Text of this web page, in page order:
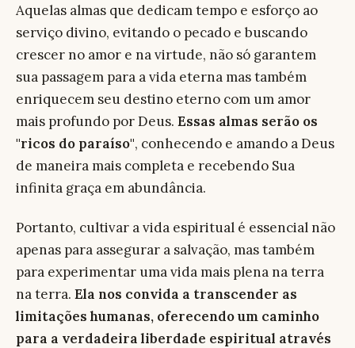
Aquelas almas que dedicam tempo e esforço ao
serviço divino, evitando o pecado e buscando
crescer no amor e na virtude, não só garantem
sua passagem para a vida eterna mas também
enriquecem seu destino eterno com um amor
mais profundo por Deus. Essas almas serão os
"ricos do paraíso", conhecendo e amando a Deus
de maneira mais completa e recebendo Sua
infinita graça em abundância.
Portanto, cultivar a vida espiritual é essencial não
apenas para assegurar a salvação, mas também
para experimentar uma vida mais plena na terra
na terra. Ela nos convida a transcender as
limitações humanas, oferecendo um caminho
para a verdadeira liberdade espiritual através